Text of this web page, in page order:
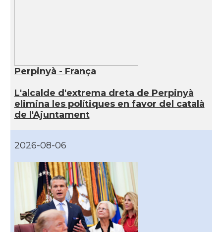
Perpinyà - França
L'alcalde d'extrema dreta de Perpinyà
elimina les polítiques en favor del català
de l'Ajuntament
2026-08-06